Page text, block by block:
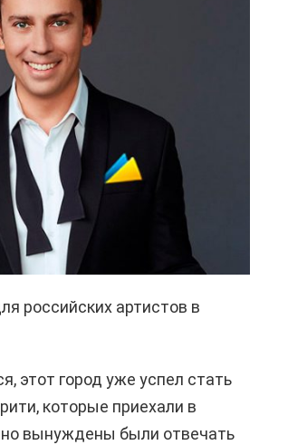
российских артистов в
этот город уже успел стать
которые приехали в
но вынуждены были отвечать